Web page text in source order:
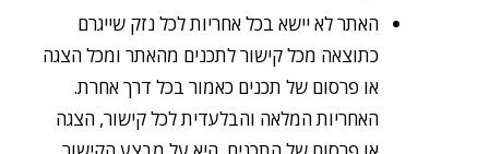
האתר לא יישא בכל אחריות לכל נזק שייגרם
כתוצאה מכל קישור לתכנים מהאתר ומכל הצגה
או פרסום של תכנים כאמור בכל דרך אחרת.
האחריות המלאה והבלעדית לכל קישור, הצגה